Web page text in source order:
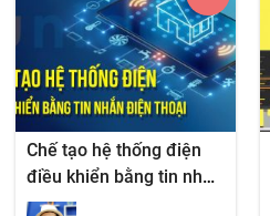
Chế tạo hệ thống điện
điều khiển bằng tin nhắn
điện thoại